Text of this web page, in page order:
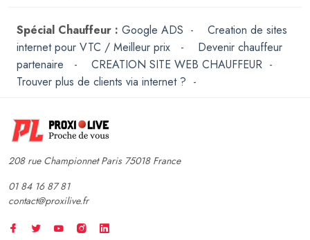
Spécial Chauffeur : Google ADS - Creation de sites
internet pour VTC / Meilleur prix
- Devenir chauffeur
partenaire
- CREATION SITE WEB CHAUFFEUR -
Trouver plus de clients via internet ? -
208 rue Championnet Paris 75018 France
01 84 16 87 81
contact@proxilive.fr